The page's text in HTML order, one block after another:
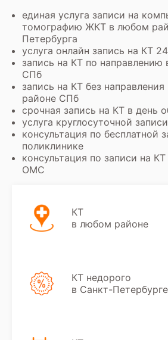
единая услуга записи на
томографию ЖКТ в любом
Петербурга
услуга онлайн запись на КТ
запись на КТ по
СПб
запись на КТ без
районе СПб
срочная запись на КТ в день
услуга круглосуточной
консультация по бесплатной
поликлинике
консультация по записи на
ОМС
КТ
в любом районе
КТ недорого
в Санкт-Петербурге